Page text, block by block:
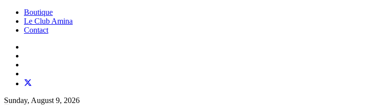
Boutique
Le Club Amina
Contact
Sunday, August 9, 2026